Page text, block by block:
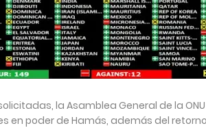
la Asamblea General de la
en poder de Hamás, además del